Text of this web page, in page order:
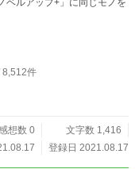
ベルアップ+」に同じモノを
8,512件
想数 0
文字数 1,416
登録日 2021.08.17